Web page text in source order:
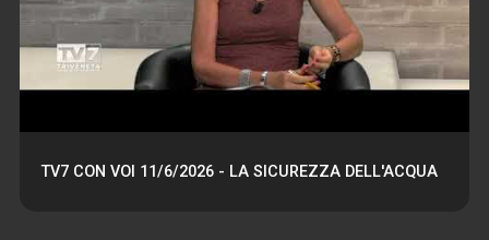
TV7 CON VOI 11/6/2026 - LA SICUREZZA DELL'ACQUA